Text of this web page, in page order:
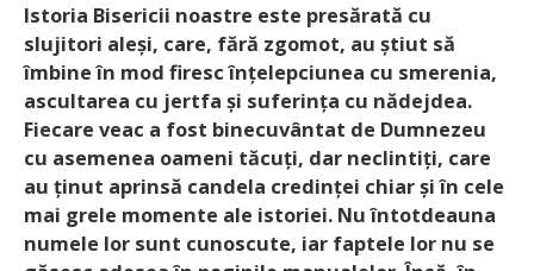
Istoria Bisericii noastre este presărată cu
slujitori aleși, care, fără zgomot, au știut să
îmbine în mod firesc înțelepciunea cu smerenia,
ascultarea cu jertfa și suferința cu nădejdea.
Fiecare veac a fost binecuvântat de Dumnezeu
cu asemenea oameni tăcuți, dar neclintiți, care
au ținut aprinsă candela credinței chiar și în cele
mai grele momente ale istoriei. Nu întotdeauna
numele lor sunt cunoscute, iar faptele lor nu se